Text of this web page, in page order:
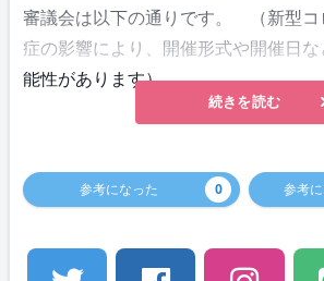
審議会は以下の通りです。 （新型コ
症の影響により、開催形式や開催日
能性があります）
続きを読む
参考になった 0 参考